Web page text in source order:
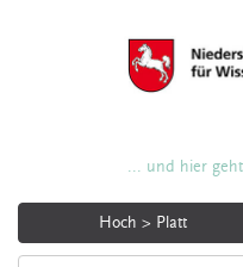
... und hier
Hoch > Platt